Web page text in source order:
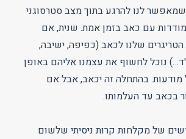
לנו להרגע בתוך מצב סטרסוגני
עם כאב בזמן אמת. שנית, אם
שלנו לכאב (כפיפה, ישיבה,
נוכל לחשוף את עצמנו אליהם באופן
מודעות. בהתחלה זה יכאב, אבל אם
בכאב עד העלמותו.
של מקלחות קרות ניסיתי שלשום